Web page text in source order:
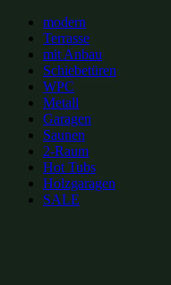
modern
Terrasse
mit Anbau
Schiebetüren
WPC
Metall
Garagen
Saunen
2-Raum
Hot Tubs
Holzgaragen
SALE